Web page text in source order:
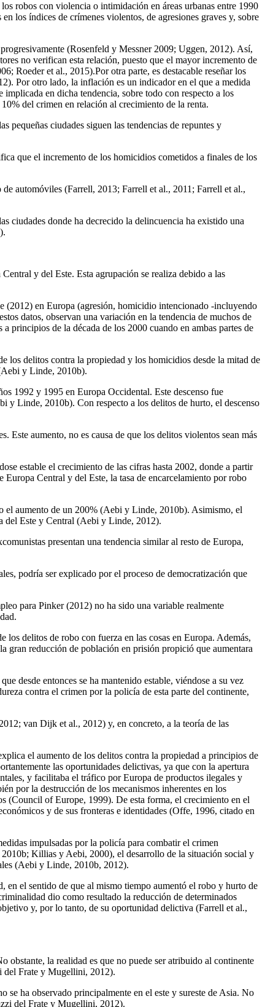
robos con violencia o intimidación en áreas urbanas entre 1990
los índices de crímenes violentos, de agresiones graves y, sobre
(Rosenfeld y Messner 2009; Uggen, 2012). Así,
no verifican esta relación, puesto que el mayor incremento de
Roeder et al., 2015).Por otra parte, es destacable reseñar los
Por otro lado, la inflación es un indicador en el que a medida
en dicha tendencia, sobre todo con respecto a los
del crimen en relación al crecimiento de la renta.
pequeñas ciudades siguen las tendencias de repuntes y
que el incremento de los homicidios cometidos a finales de los
automóviles (Farrell, 2013; Farrell et al., 2011; Farrell et al.,
ciudades donde ha decrecido la delincuencia ha existido una
y del Este. Esta agrupación se realiza debido a las
(2012) en Europa (agresión, homicidio intencionado -incluyendo
datos, observan una variación en la tendencia de muchos de
principios de la década de los 2000 cuando en ambas partes de
los delitos contra la propiedad y los homicidios desde la mitad de
y Linde, 2010b).
1992 y 1995 en Europa Occidental. Este descenso fue
y Linde, 2010b). Con respecto a los delitos de hurto, el descenso
Este aumento, no es causa de que los delitos violentos sean más
estable el crecimiento de las cifras hasta 2002, donde a partir
Central y del Este, la tasa de encarcelamiento por robo
el aumento de un 200% (Aebi y Linde, 2010b). Asimismo, el
del Este y Central (Aebi y Linde, 2012).
presentan una tendencia similar al resto de Europa,
podría ser explicado por el proceso de democratización que
para Pinker (2012) no ha sido una variable realmente
delitos de robo con fuerza en las cosas en Europa. Además,
gran reducción de población en prisión propició que aumentara
desde entonces se ha mantenido estable, viéndose a su vez
contra el crimen por la policía de esta parte del continente,
van Dijk et al., 2012) y, en concreto, a la teoría de las
el aumento de los delitos contra la propiedad a principios de
las oportunidades delictivas, ya que con la apertura
y facilitaba el tráfico por Europa de productos ilegales y
por la destrucción de los mecanismos inherentes en los
(Council of Europe, 1999). De esta forma, el crecimiento en el
y de sus fronteras e identidades (Offe, 1996, citado en
impulsadas por la policía para combatir el crimen
Killias y Aebi, 2000), el desarrollo de la situación social y
(Aebi y Linde, 2010b, 2012).
en el sentido de que al mismo tiempo aumentó el robo y hurto de
dio como resultado la reducción de determinados
y, por lo tanto, de su oportunidad delictiva (Farrell et al.,
obstante, la realidad es que no puede ser atribuido al continente
del Frate y Mugellini, 2012).
se ha observado principalmente en el este y sureste de Asia. No
del Frate y Mugellini, 2012).